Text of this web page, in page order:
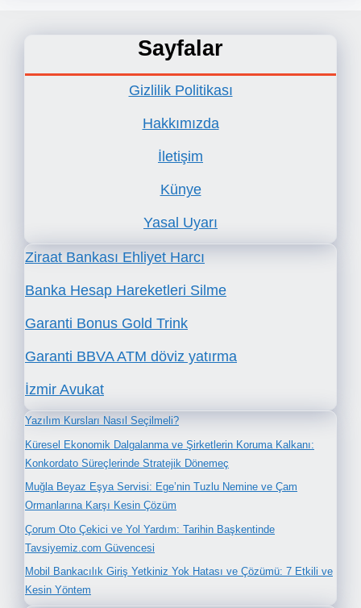
Sayfalar
Gizlilik Politikası
Hakkımızda
İletişim
Künye
Yasal Uyarı
Ziraat Bankası Ehliyet Harcı
Banka Hesap Hareketleri Silme
Garanti Bonus Gold Trink
Garanti BBVA ATM döviz yatırma
İzmir Avukat
Yazılım Kursları Nasıl Seçilmeli?
Küresel Ekonomik Dalgalanma ve Şirketlerin Koruma Kalkanı:
Konkordato Süreçlerinde Stratejik Dönemeç
Muğla Beyaz Eşya Servisi: Ege’nin Tuzlu Nemine ve Çam
Ormanlarına Karşı Kesin Çözüm
Çorum Oto Çekici ve Yol Yardım: Tarihin Başkentinde
Tavsiyemiz.com Güvencesi
Mobil Bankacılık Giriş Yetkiniz Yok Hatası ve Çözümü: 7 Etkili ve
Kesin Yöntem